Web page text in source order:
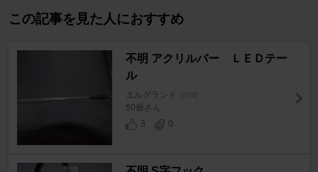
この記事を見た人におすすめ
不明 アクリルバー ＬＥＤテー
ル
エルグランド
50爺さん
3
0